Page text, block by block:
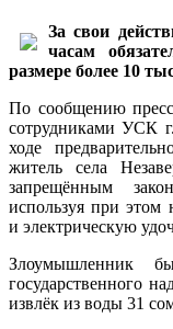
За свои
часам
размере более 10
По сообщению
сотрудниками УСК
ходе
житель села
запрещённым
используя при этом
и электрическую
Злоумышленник
государственного
извлёк из воды 31